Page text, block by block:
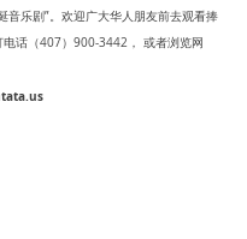
音乐剧”。欢迎广大华人朋友前去观看捧
电话（407）900-3442， 或者浏览网